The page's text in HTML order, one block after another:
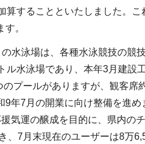
算することといたしました。こ
。
水泳場は、各種水泳競技の競
水泳場であり、本年3月建設
プールがありますが、観客席
年7月の開業に向け整備を進め
気運の醸成を目的に、県内の
、7月末現在のユーザーは8万